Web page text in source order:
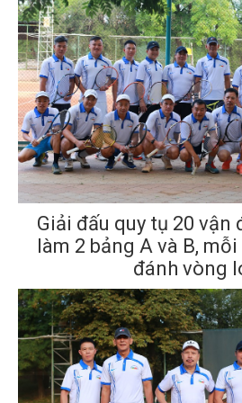
Giải đấu quy tụ 20 vận
làm 2 bảng A và B,
đánh vòng